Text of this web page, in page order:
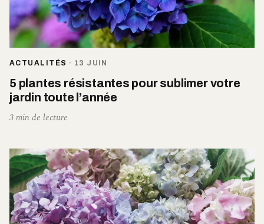
ACTUALITÉS · 13 JUIN
5 plantes résistantes pour sublimer votre
jardin toute l’année
3 min de lecture